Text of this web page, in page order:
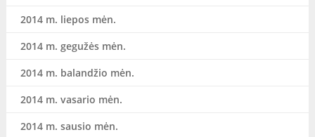
2014 m. liepos mėn.
2014 m. gegužės mėn.
2014 m. balandžio mėn.
2014 m. vasario mėn.
2014 m. sausio mėn.